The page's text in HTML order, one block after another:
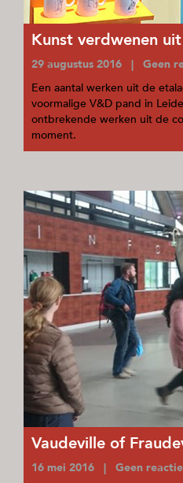
Kunst verdwenen
29 augustus 2016 | Geen
Een aantal werken uit de
voormalige V&D pand in
ontbrekende werken uit de
moment.
Vaudeville of
16 mei 2016 | Geen